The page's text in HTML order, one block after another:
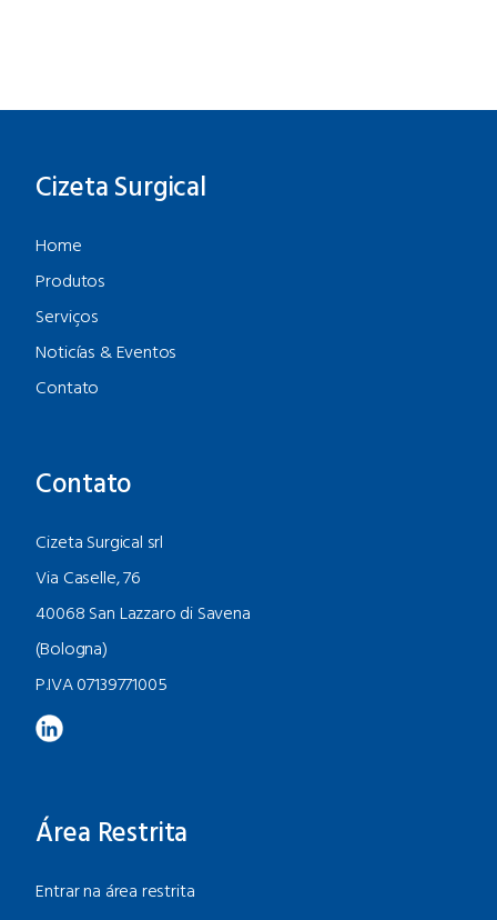
Cizeta Surgical
Home
Produtos
Serviços
Noticías & Eventos
Contato
Contato
Cizeta Surgical srl
Via Caselle, 76
40068 San Lazzaro di Savena
(Bologna)
P.IVA 07139771005
Área Restrita
Entrar na área restrita